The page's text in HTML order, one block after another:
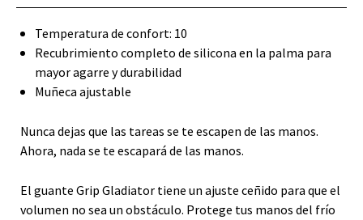
Temperatura de confort: 10
Recubrimiento completo de silicona en la palma para
mayor agarre y durabilidad
Muñeca ajustable
Nunca dejas que las tareas se te escapen de las manos.
Ahora, nada se te escapará de las manos.
El guante Grip Gladiator tiene un ajuste ceñido para que el
volumen no sea un obstáculo. Protege tus manos del frío